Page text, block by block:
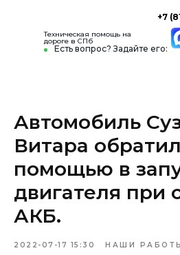
Есть вопрос? Задайте его:
+7
Техническая помощь на
дороге в СПб
Автомобиль
Витара
помощью в
двигателя при
АКБ.
2022-07-17 15:30 НАШИ